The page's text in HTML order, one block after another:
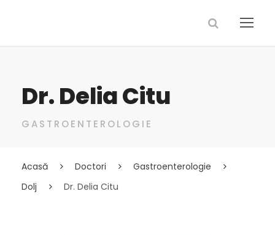
Dr. Delia Citu
GASTROENTEROLOGIE
Acasă Doctori
Gastroenterologie
Dolj
Dr. Delia Citu